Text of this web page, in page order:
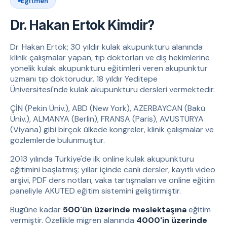
Dr. Hakan Ertok Kimdir?
Dr. Hakan Ertok; 30 yıldır kulak akupunkturu alanında
klinik çalışmalar yapan, tıp doktorları ve diş hekimlerine
yönelik kulak akupunkturu eğitimleri veren akupunktur
uzmanı tıp doktorudur. 18 yıldır Yeditepe
Üniversitesi'nde kulak akupunkturu dersleri vermektedir.
ÇİN (Pekin Üniv.), ABD (New York), AZERBAYCAN (Bakü
Üniv.), ALMANYA (Berlin), FRANSA (Paris), AVUSTURYA
(Viyana) gibi birçok ülkede kongreler, klinik çalışmalar ve
gözlemlerde bulunmuştur.
2013 yılında Türkiye'de ilk online kulak akupunkturu
eğitimini başlatmış; yıllar içinde canlı dersler, kayıtlı video
arşivi, PDF ders notları, vaka tartışmaları ve online eğitim
paneliyle AKUTED eğitim sistemini geliştirmiştir.
Bugüne kadar 500'ün üzerinde meslektaşınaeğitim
vermiştir. Özellikle migren alanında 4000'in üzerinde